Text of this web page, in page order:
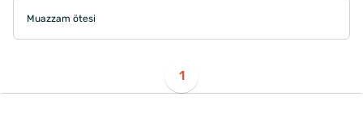
Muazzam ötesi
1